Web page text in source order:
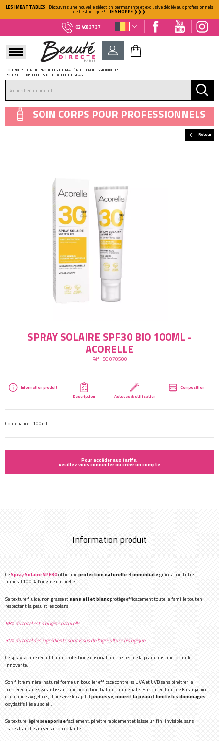
LES IMBATTABLES | Découvrez une nouvelle sélection permanente et exclusive dédiée aux professionnels
de l'esthétique ! JE SHOPPE ❯❯❯
02 403 37 37
NOUVEAU CLIENT ?
Créez votre compte
Créer mon compte
FOURNISSEUR DE PRODUITS ET MATÉRIEL PROFESSIONNELS
POUR LES INSTITUTS DE BEAUTÉ ET SPAS
Retour
SOIN CORPS POUR PROFESSIONNELS
SPRAY SOLAIRE SPF30 BIO 100ML -
ACORELLE
Réf :SOI070500
Information produit
Description
Astuces & utilisation
Composition
Contenance : 100ml
Pour accéder aux tarifs,
veuillez vous connecter ou créer un compte
Information produit
CeSpray Solaire SPF30offre uneprotection naturelleetimmédiategrâce à son filtre
minéral 100 % d’origine naturelle.
Sa texture fluide, non grasse etsans effet blancprotège efficacement toute la famille tout en
respectant la peau et les océans.
98% du total est d’origine naturelle
30% du total des ingrédients sont issus de l’agriculture biologique
Ce spray solaire réunit haute protection, sensorialité et respect de la peau dans une formule
innovante.
Son filtre minéral naturel forme un bouclier efficace contre les UVA et UVB sans pénétrer la
barrière cutanée, garantissant une protection fiable et immédiate. Enrichi en huile de Karanja bio
et en huiles végétales, il préserve le capitaljeunesse,nourrit la peauetlimite les dommages
oxydatifs liés au soleil.
Sa texture légère sevaporisefacilement, pénètre rapidement et laisse un fini invisible, sans
traces blanches ni sensation collante.